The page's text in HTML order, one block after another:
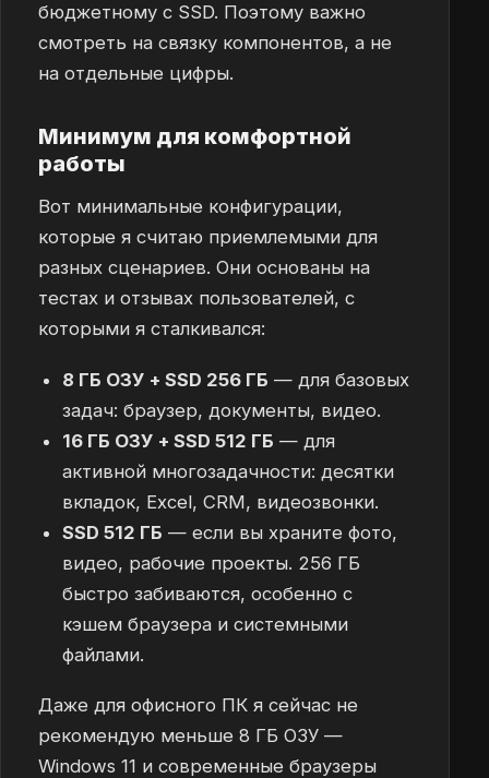
бюджетному с SSD. Поэтому важно
смотреть на связку компонентов, а не
на отдельные цифры.
Минимум для комфортной
работы
Вот минимальные конфигурации,
которые я считаю приемлемыми для
разных сценариев. Они основаны на
тестах и отзывах пользователей, с
которыми я сталкивался:
8 ГБ ОЗУ + SSD 256 ГБ — для базовых
задач: браузер, документы, видео.
16 ГБ ОЗУ + SSD 512 ГБ — для
активной многозадачности: десятки
вкладок, Excel, CRM, видеозвонки.
SSD 512 ГБ — если вы храните фото,
видео, рабочие проекты. 256 ГБ
быстро забиваются, особенно с
кэшем браузера и системными
файлами.
Даже для офисного ПК я сейчас не
рекомендую меньше 8 ГБ ОЗУ —
Windows 11 и современные браузеры